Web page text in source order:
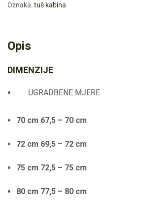
Oznaka:tuš kabina
Opis
DIMENZIJE
UGRADBENE MJERE
70 cm 67,5 – 70 cm
72 cm 69,5 – 72 cm
75 cm 72,5 – 75 cm
80 cm 77,5 – 80 cm